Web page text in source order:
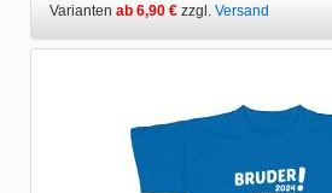
Varianten ab 6,90 € zzgl. Versand